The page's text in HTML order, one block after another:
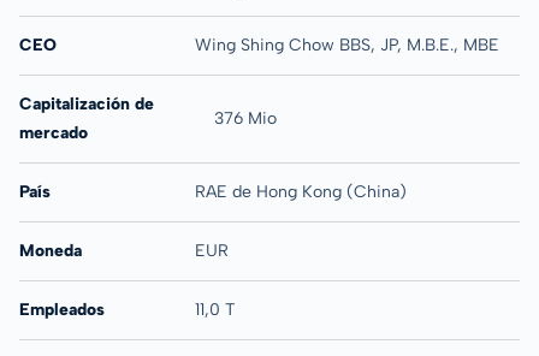
CEO Wing Shing Chow BBS, JP, M.B.E., MBE
Capitalización de
mercado
376 Mio
País RAE de Hong Kong (China)
Moneda EUR
Empleados 11,0 T